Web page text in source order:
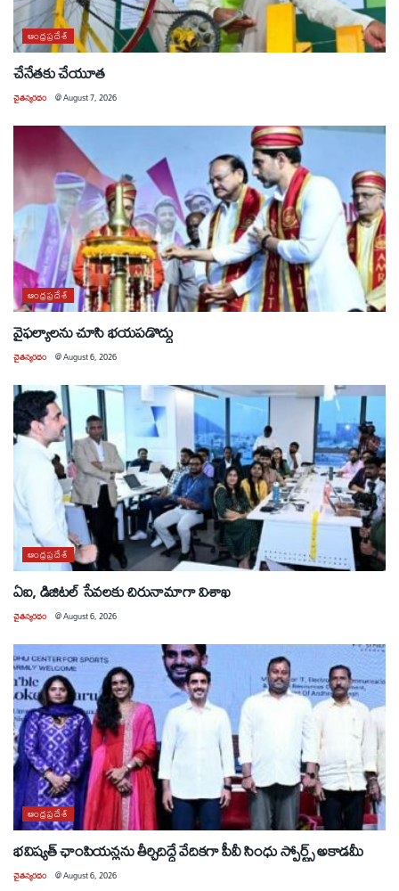
ఆంధ్రప్రదేశ్
చేనేతకు చేయూత
చైతన్యరధం @August 7, 2026
ఆంధ్రప్రదేశ్
వైఫల్యాలను చూసి భయపడొద్దు
చైతన్యరధం @August 6, 2026
ఆంధ్రప్రదేశ్
ఏఐ, డిజిటల్ సేవలకు చిరునామాగా విశాఖ
చైతన్యరధం @August 6, 2026
ఆంధ్రప్రదేశ్
భవిష్యత్ ఛాంపియన్లను తీర్చిదిద్దే వేదికగా పీవీ సింధు స్పోర్ట్స్ అకాడమీ
చైతన్యరధం @August 6, 2026